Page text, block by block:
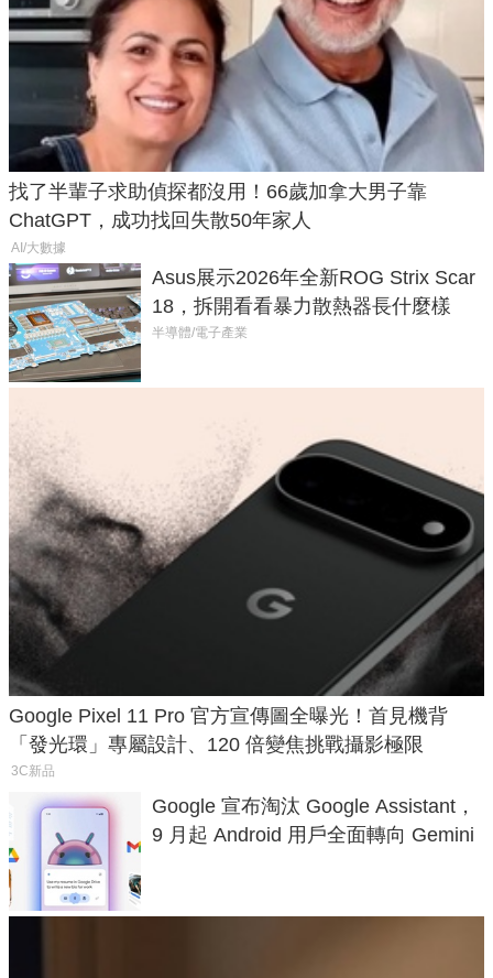
找了半輩子求助偵探都沒用！66歲加拿大男子靠
ChatGPT，成功找回失散50年家人
AI/大數據
Asus展示2026年全新ROG Strix Scar
18，拆開看看暴力散熱器長什麼樣
半導體/電子產業
Google Pixel 11 Pro 官方宣傳圖全曝光！首見機背
「發光環」專屬設計、120 倍變焦挑戰攝影極限
3C新品
Google 宣布淘汰 Google Assistant，
9 月起 Android 用戶全面轉向 Gemini